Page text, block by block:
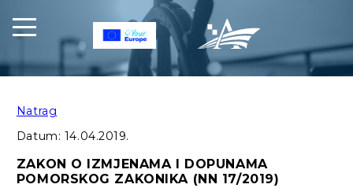
Natrag
Datum: 14.04.2019.
ZAKON O IZMJENAMA I DOPUNAMA
POMORSKOG ZAKONIKA (NN 17/2019)